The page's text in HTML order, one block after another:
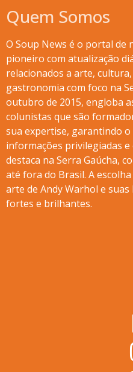
Quem Somos
O Soup News é o portal de
pioneiro com atualização
relacionados a arte,
gastronomia com foco na
outubro de 2015, engloba
colunistas que são
sua expertise, garantindo o
informações privilegiadas e
destaca na Serra Gaúcha,
até fora do Brasil. A
arte de Andy Warhol e
fortes e brilhantes.